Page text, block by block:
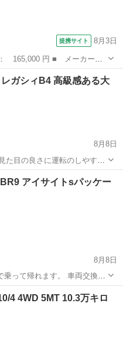
提携サイト 8月3日
ック ■ グレード名： Ｊ
換済み 車検８年１１月
ガシィB4 高級感ある大
8月8日
相当優秀な車[レガシィB4]で
アイサイトsパッケー
8月8日
乗って帰れます。 車両交換可
雪にも強いです。 社外マフラ
4 4WD 5MT 10.3万キロ